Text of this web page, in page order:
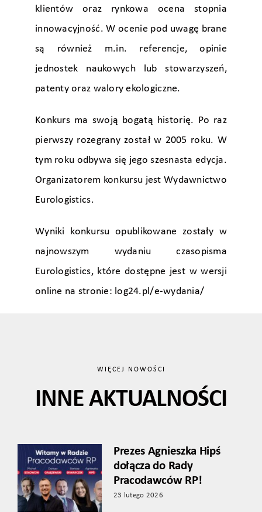
klientów oraz rynkowa ocena stopnia
innowacyjność. W ocenie pod uwagę brane
są również m.in. referencje, opinie
jednostek naukowych lub stowarzyszeń,
patenty oraz walory ekologiczne.
Konkurs ma swoją bogatą historię. Po raz
pierwszy rozegrany został w 2005 roku. W
tym roku odbywa się jego szesnasta edycja.
Organizatorem konkursu jest Wydawnictwo
Eurologistics.
Wyniki konkursu opublikowane zostały w
najnowszym wydaniu czasopisma
Eurologistics, które dostępne jest w wersji
online na stronie: log24.pl/e-wydania/
WIĘCEJ NOWOŚCI
INNE AKTUALNOŚCI
Prezes Agnieszka Hipś
dołącza do Rady
Pracodawców RP!
23 lutego 2026